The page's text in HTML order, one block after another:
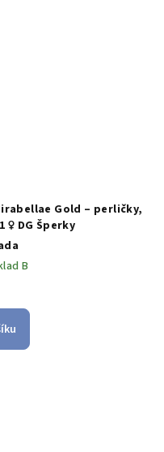
Gold – perličky,
♀️ DG Šperky
B